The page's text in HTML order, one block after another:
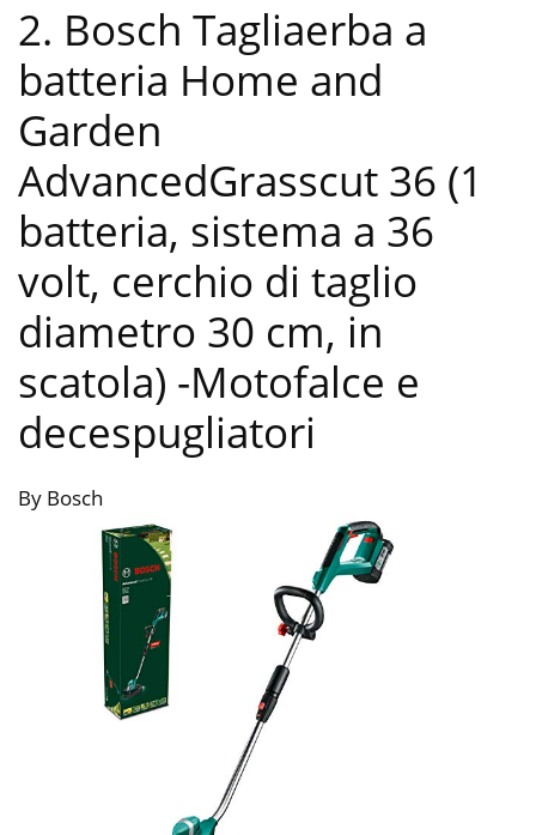
2. Bosch Tagliaerba a
batteria Home and
Garden
AdvancedGrasscut 36 (1
batteria, sistema a 36
volt, cerchio di taglio
diametro 30 cm, in
scatola) -Motofalce e
decespugliatori
By Bosch